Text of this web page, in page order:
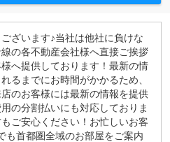
ざいます♪当社は他社に負けな
の各不動産会社様へ直接ご挨拶
へ提供しております！最新の情
るまでにお時間がかかるため、
のお客様には最新の情報を提供
の分割払いにも対応しておりま
ご安心ください！お忙しいお客
も首都圏全域のお部屋をご案内